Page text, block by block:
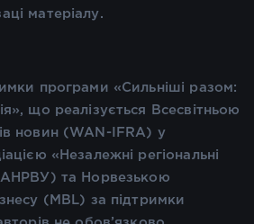
матеріалу.
програми «Сильніші разом:
що реалізується Всесвітньою
новин (WAN-IFRA) у
«Незалежні регіональні
та Норвезькою
(MBL) за підтримки